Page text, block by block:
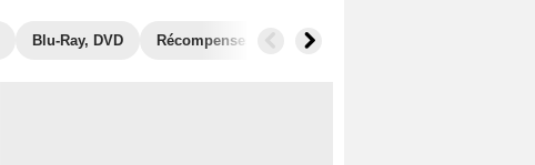
Blu-Ray, DVD Récompenses Photos